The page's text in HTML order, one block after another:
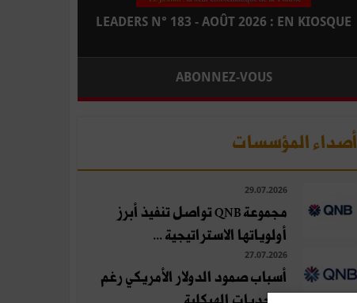
LEADERS N° 183 - AOÛT 2026 : EN KIOSQUE
ABONNEZ-VOUS
أصداء المؤسسات
29.07.2026
مجموعة QNB تواصل تنفيذ أبرز
أولوياتها الاستراتيجية ...
27.07.2026
أسباب صمود الدولار الأمريكي رغم